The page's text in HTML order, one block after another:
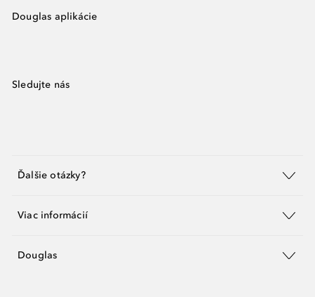
Douglas aplikácie
Sledujte nás
Ďalšie otázky?
Viac informácií
Douglas